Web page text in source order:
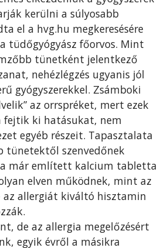
kerülni a súlyosabb
el a hvg.hu megkeresésére
tüdőgyógyász főorvos. Mint
tünetként jelentkező
nehézlégzés ugyanis jól
gyógyszerekkel. Zsámboki
az orrspréket, mert ezek
ki hatásukat, nem
egyéb részeit. Tapasztalata
tünetektől szenvedőnek
a már említett kalcium tabletta
elven működnek, mint az
allergiát kiváltó hisztamin
de az allergia megelőzésért
egyik évről a másikra